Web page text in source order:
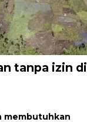
tanpa izin di
membutuhkan